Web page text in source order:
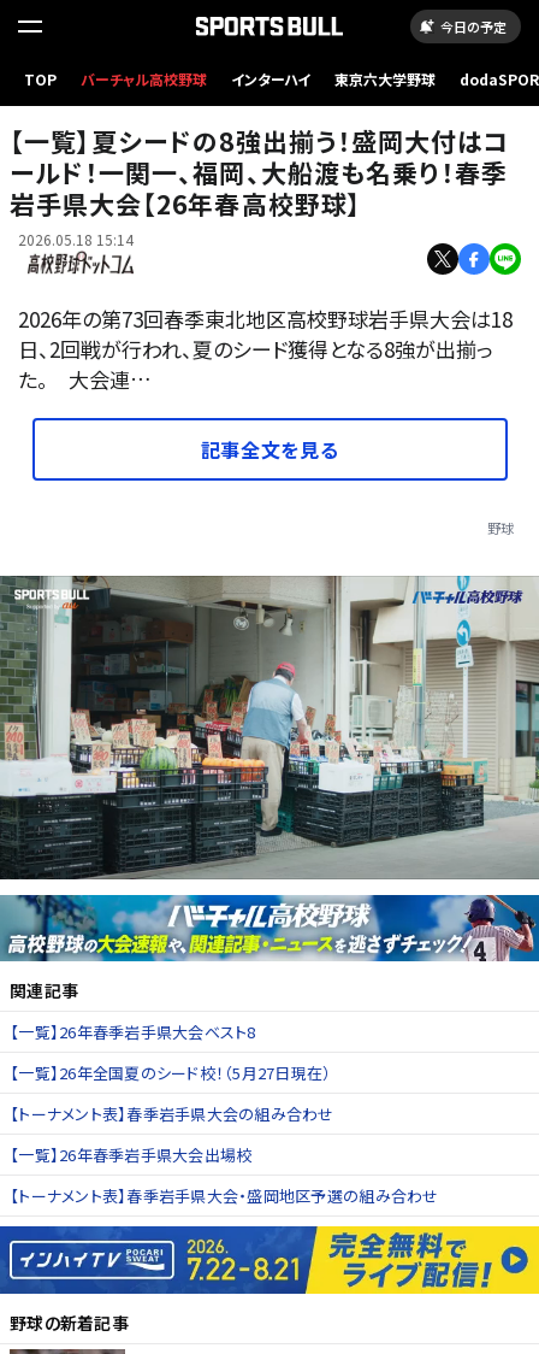
今日の予定
TOP バーチャル高校野球 インターハイ 東京六大学野球
写真はイメージ
【一覧】夏シードの8強出揃う！盛岡大付はコ
ールド！一関一、福岡、大船渡も名乗り！春季
岩手県大会【26年春高校野球】
2026.05.18 15:14
2026年の第73回春季東北地区高校野球岩手県大会は18
日、2回戦が行われ、夏のシード獲得となる8強が出揃っ
た。 大会連…
記事全文を見る
野球
関連記事
【一覧】26年春季岩手県大会ベスト8
【一覧】26年全国夏のシード校！（5月27日現在）
【トーナメント表】春季岩手県大会の組み合わせ
【一覧】26年春季岩手県大会出場校
【トーナメント表】春季岩手県大会・盛岡地区予選の組み合わせ
野球の新着記事